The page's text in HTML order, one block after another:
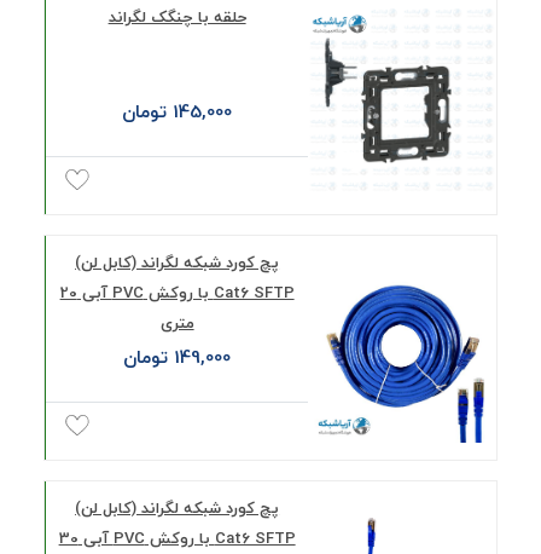
حلقه با چنگک لگراند
145,000 تومان
پچ کورد شبکه لگراند (کابل لن)
Cat6 SFTP با روکش PVC آبی 20
متری
149,000 تومان
پچ کورد شبکه لگراند (کابل لن)
Cat6 SFTP با روکش PVC آبی 30